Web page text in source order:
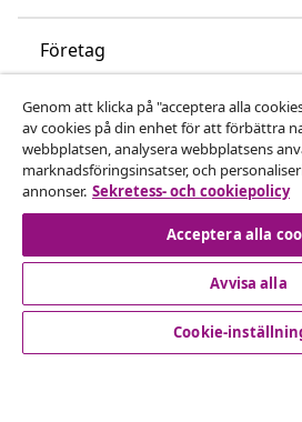
Företag
vidaXL
Upptäck mer
© 2008-2026 vidaXL
Genom att klicka på "acceptera alla
av cookies på din enhet för att förbättra
webbplatsen, analysera webbplatsens
marknadsföringsinsatser, och
annonser. Sekretess- och cookiepolicy
Acceptera alla
Avvisa alla
Cookie-